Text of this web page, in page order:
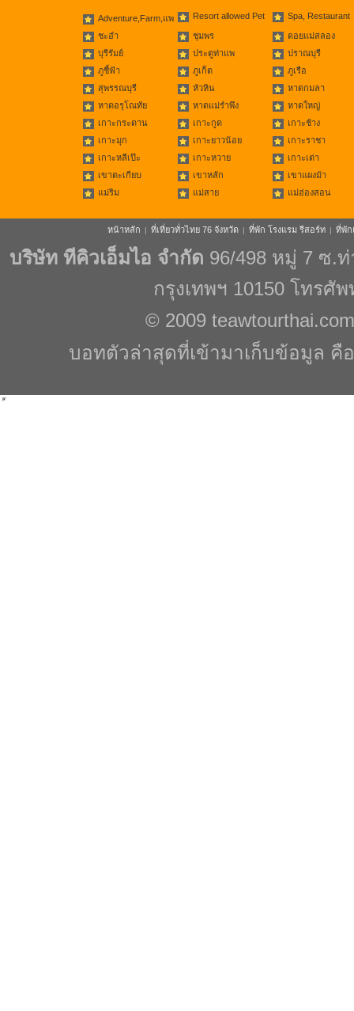
Adventure,Farm,แพ Resort allowed Pet Spa, Restaurant
ชะอำ ชุมพร
ดอยแม่สลอง
บุรีรัมย์
ประตูท่าแพ
ปราณบุรี
ภูชี้ฟ้า
ภูเก็ต
ภูเรือ
สุพรรณบุรี
หัวหิน
หาดกมลา
หาดอรุโณทัย
หาดแม่รำพึง
หาดใหญ่
เกาะกระดาน
เกาะกูด
เกาะช้าง
เกาะมุก
เกาะยาวน้อย
เกาะราชา
เกาะหลีเป๊ะ
เกาะหวาย
เกาะเต่า
เขาตะเกียบ
เขาหลัก
เขาแผงม้า
แม่ริม
แม่สาย แม่ฮ่องสอน
หน้าหลัก | ที่เที่ยวทั่วไทย 76 จังหวัด | ที่พัก โรงแรม รีสอร์ท | ที่พัก
บริษัท ทีคิวเอ็มไอ จำกัด 96/498 หมู่ 7 ซ.
กรุงเทพฯ 10150 โทรศั
© 2009 teawtourthai.com
บอทตัวล่าสุดที่เข้ามาเก็บข้อมูล คือ